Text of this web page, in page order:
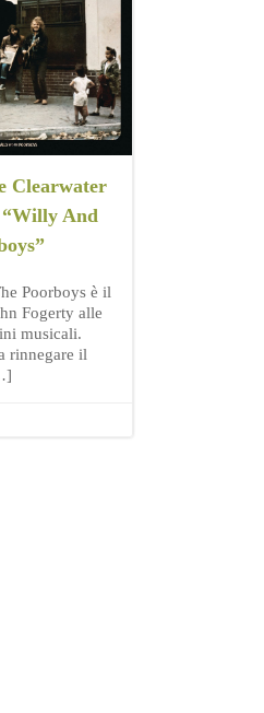
Clearwater
And
Poorboys è il
Fogerty alle
musicali.
rinnegare il